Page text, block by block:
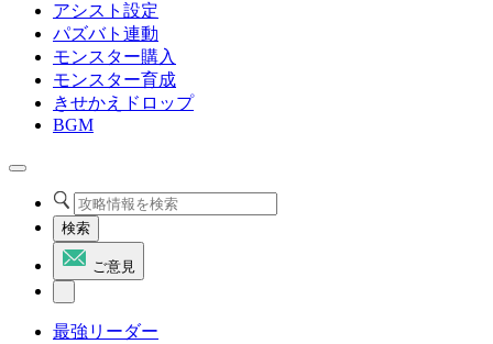
アシスト設定
パズバト連動
モンスター購入
モンスター育成
きせかえドロップ
BGM
検索
ご意見
最強リーダー